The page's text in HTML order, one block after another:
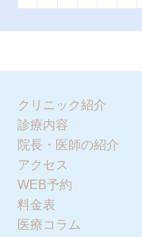
クリニック紹介
診療内容
院長・医師の紹介
アクセス
WEB予約
料金表
医療コラム